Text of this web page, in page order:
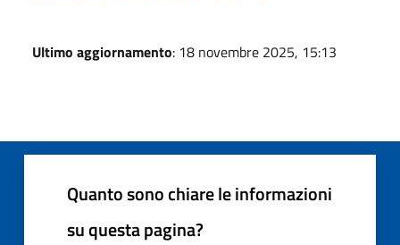
Ultimo aggiornamento: 18 novembre 2025, 15:13
Quanto sono chiare le informazioni
su questa pagina?